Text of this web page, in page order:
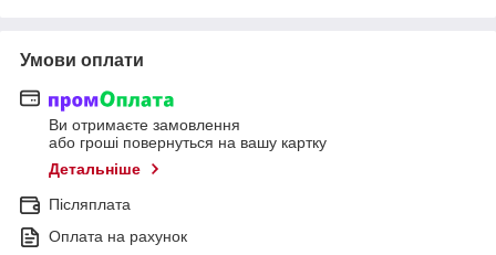
Умови оплати
Ви отримаєте замовлення
або гроші повернуться на вашу картку
Детальніше
Післяплата
Оплата на рахунок